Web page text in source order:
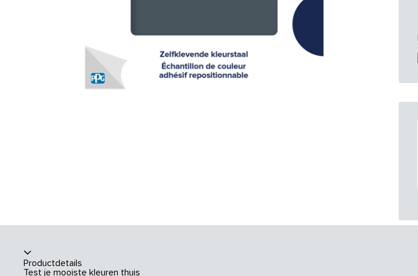
Productdetails
Test je mooiste kleuren thuis